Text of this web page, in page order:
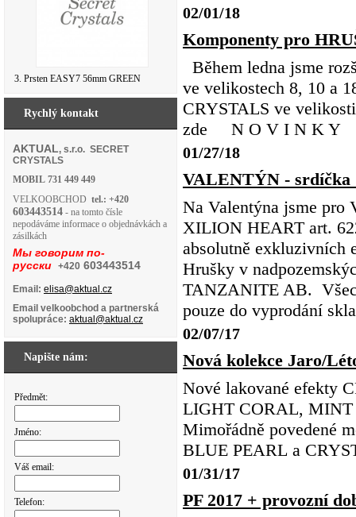
3. Prsten EASY7 56mm GREEN
Rychlý kontakt
AKTUAL, s.r.o. SECRET
CRYSTALS
MOBIL 731 449 449
VELKOOBCHOD tel.: +420
603443514 - na tomto čísle
nepodáváme informace o objednávkách a
zásilkách
Мы говорим по-
русски +420 603443514
Email: elisa@aktual.cz
Email velkoobchod a partnerská
spolupráce: aktual@aktual.cz
Napište nám:
Předmět:
Jméno:
Váš email:
Telefon:
02/01/18
Komponenty pro
Během ledna jsme
ve velikostech 8, 10 a
CRYSTALS ve
zde N O V I N K Y
01/27/18
VALENTÝN - srdíčka
Na Valentýna jsme pro
XILION HEART art.
absolutně exkluzivních
Hrušky v
TANZANITE AB.
pouze do vyprodání
02/07/17
Nová kolekce Jaro/
Nové lakované efekty
LIGHT CORAL,
Mimořádně povedené
BLUE PEARL a
01/31/17
PF 2017 + provozní